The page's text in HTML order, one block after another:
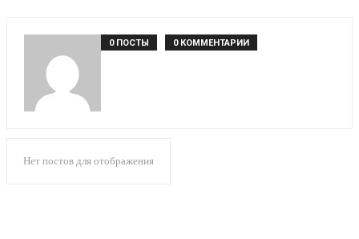
0 ПОСТЫ 0 КОММЕНТАРИИ
Нет постов для отображения